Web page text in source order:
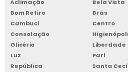
ELEVADOR MONTA CARGA 1000KG
ELEVADOR DE CARGA ALIMENTOS
ELEVADOR MONTA CARGA 500 KG
Aclimação
Bela Vista
Bom Retiro
Brás
Cambuci
Centro
Consolação
Glicério
Liberdade
Luz
Pari
República
Santa